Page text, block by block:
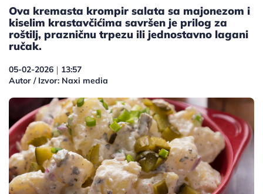
Ova kremasta krompir salata sa majonezom i
kiselim krastavčićima savršen je prilog za
roštilj, prazničnu trpezu ili jednostavno lagani
ručak.
05-02-2026 | 13:57
Autor / Izvor: Naxi media